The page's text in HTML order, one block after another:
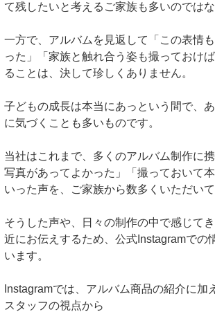
て残したいと考えるご家族も多いのではな
一方で、アルバムを見返して「この表情
った」「家族と触れ合う姿も撮っておけ
ることは、決して珍しくありません。
子どもの成長は本当にあっという間で、
に気づくことも多いものです。
当社はこれまで、多くのアルバム制作に
写真があってよかった」「撮っておいて
いった声を、ご家族から数多くいただいて
そうした声や、日々の制作の中で感じて
近にお伝えするため、公式Instagramでの
います。
Instagramでは、アルバム商品の紹介に加
スタッフの視点から